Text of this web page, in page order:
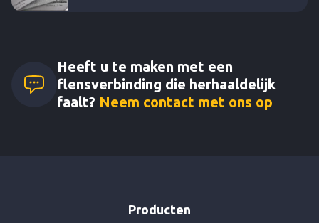
Heeft u te maken met een
flensverbinding die herhaaldelijk
faalt? Neem contact met ons op
Producten